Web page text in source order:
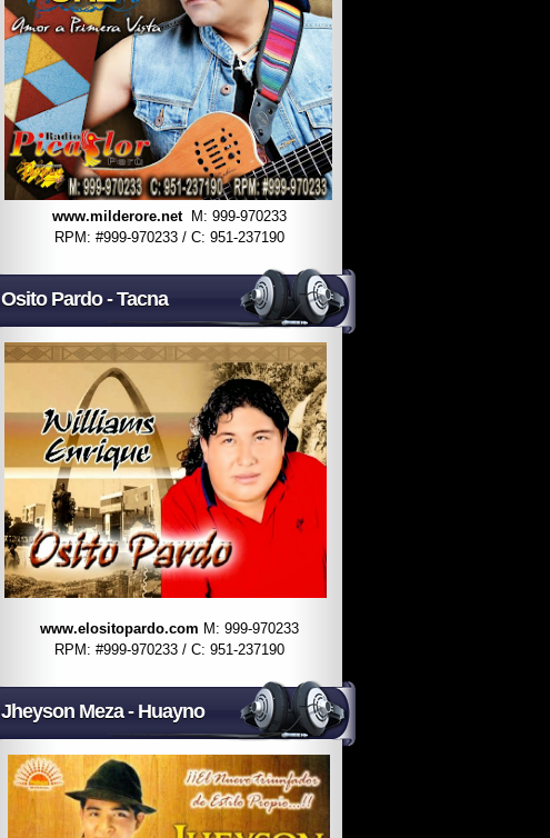
www.milderore.net M: 999-970233
RPM: #999-970233 / C: 951-237190
Osito Pardo - Tacna
www.elositopardo.com M: 999-970233
RPM: #999-970233 / C: 951-237190
Jheyson Meza - Huayno